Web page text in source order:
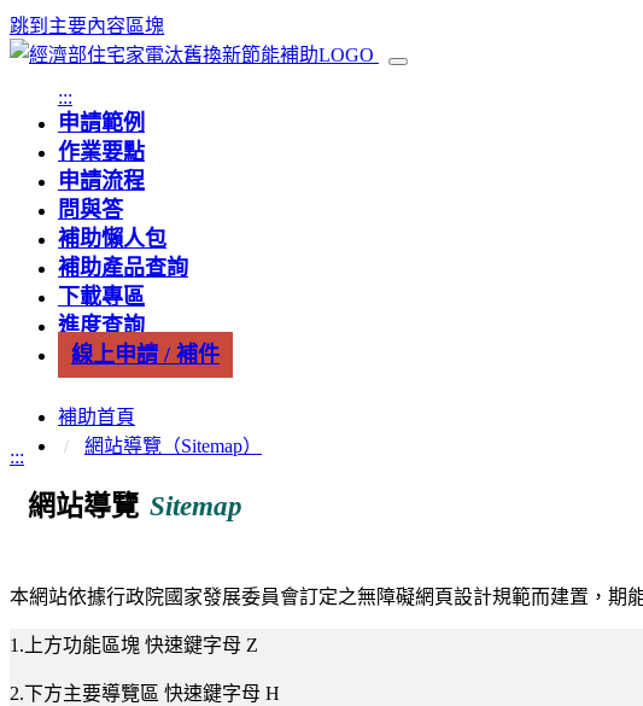
跳到主要內容區塊
:::
申請範例
作業要點
申請流程
問與答
補助懶人包
補助產品查詢
下載專區
進度查詢
線上申請 / 補件
補助首頁
網站導覽（Sitemap）
:::
網站導覽 Sitemap
本網站依據行政院國家發展委員會訂定之無障礙網頁設計規範而建置，期
1.上方功能區塊 快速鍵字母 Z
2.下方主要導覽區 快速鍵字母 H